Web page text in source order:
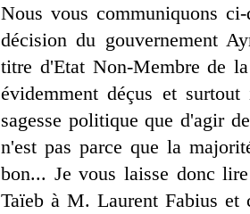
Nous vous communiquons
décision du gouvernement
titre d'Etat Non-Membre de
évidemment déçus et
sagesse politique que d'agir
n'est pas parce que la
bon... Je vous laisse donc
Taïeb à M. Laurent Fabius et